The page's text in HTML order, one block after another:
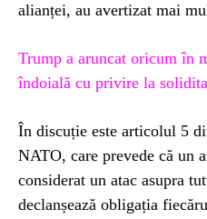
alianței, au avertizat mai
Trump a aruncat oricum în
îndoială cu privire la
În discuție este articolul 5
NATO, care prevede că un
considerat un atac asupra
declanșează obligația